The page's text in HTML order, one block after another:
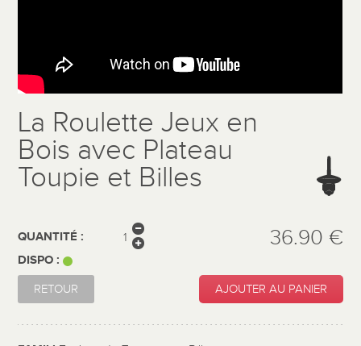
La Roulette Jeux en
Bois avec Plateau
Toupie et Billes
QUANTITÉ :
DISPO :
36.90 €
RETOUR AJOUTER AU PANIER